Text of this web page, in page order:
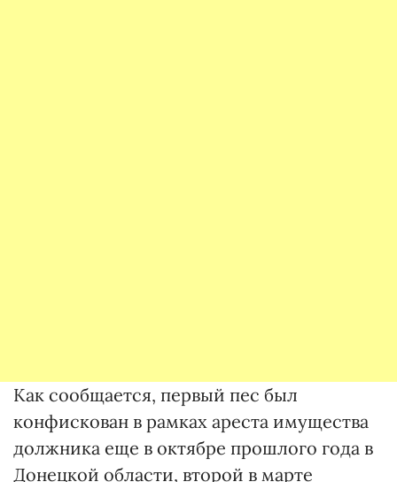
Как сообщается, первый пес был
конфискован в рамках ареста имущества
должника еще в октябре прошлого года в
Донецкой области, второй в марте